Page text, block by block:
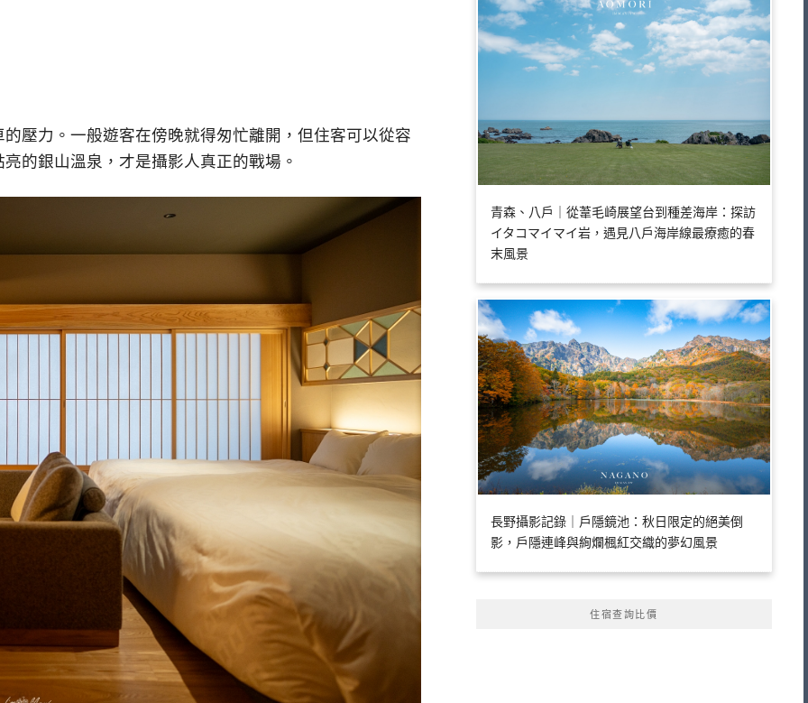
壓力。一般遊客在傍晚就得匆忙離開，但住客可以從容
的銀山溫泉，才是攝影人真正的戰場。
青森、八戶｜從葦毛崎展望台到種差海岸：探訪
イタコマイマイ岩，遇見八戶海岸線最療癒的春
末風景
長野攝影記錄｜戶隱鏡池：秋日限定的絕美倒
影，戶隱連峰與絢爛楓紅交織的夢幻風景
住宿查詢比價